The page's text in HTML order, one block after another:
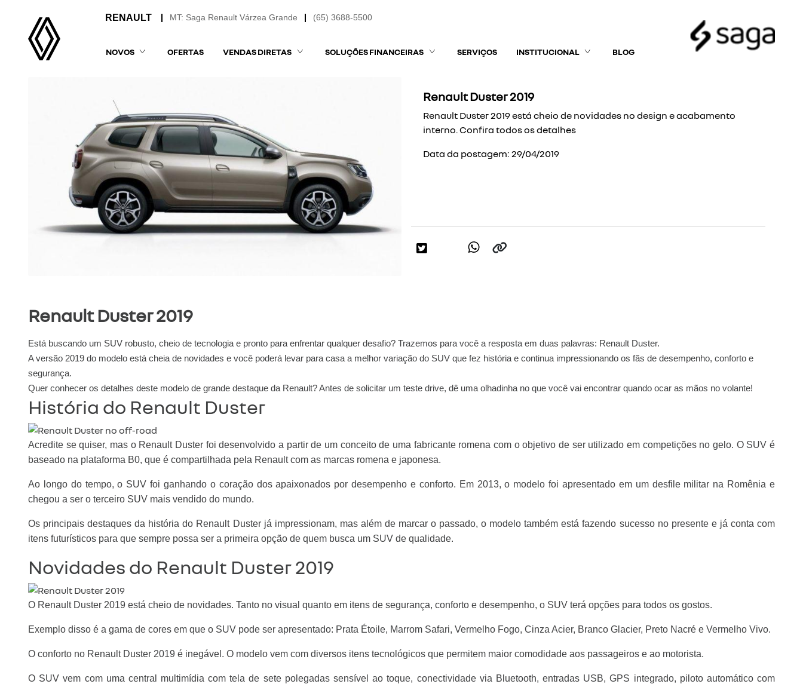
(65) 3688-5500
MT: Saga Renault Várzea Grande
NOVOS OFERTAS VENDAS DIRETAS SOLUÇÕES FINANCEIRAS SERVIÇOS INSTITUCIONAL BLOG
Renault Duster 2019
Renault Duster 2019 está cheio de novidades no design e acabamento
interno. Confira todos os detalhes
Data da postagem: 29/04/2019
Renault Duster 2019
Está buscando um SUV robusto, cheio de tecnologia e pronto para enfrentar qualquer desafio? Trazemos para você a resposta em duas palavras: Renault Duster.
A versão 2019 do modelo está cheia de novidades e você poderá levar para casa a melhor variação do SUV que fez história e continua impressionando os fãs de desempenho, conforto e
segurança.
Quer conhecer os detalhes deste modelo de grande destaque da Renault? Antes de solicitar um teste drive, dê uma olhadinha no que você vai encontrar quando ocar as mãos no volante!
História do Renault Duster
Acredite se quiser, mas o Renault Duster foi desenvolvido a partir de um conceito de uma fabricante romena com o objetivo de ser utilizado em competições no gelo. O SUV é
baseado na plataforma B0, que é compartilhada pela Renault com as marcas romena e japonesa.
Ao longo do tempo, o SUV foi ganhando o coração dos apaixonados por desempenho e conforto. Em 2013, o modelo foi apresentado em um desfile militar na Romênia e
chegou a ser o terceiro SUV mais vendido do mundo.
Os principais destaques da história do Renault Duster já impressionam, mas além de marcar o passado, o modelo também está fazendo sucesso no presente e já conta com
itens futurísticos para que sempre possa ser a primeira opção de quem busca um SUV de qualidade.
Novidades do Renault Duster 2019
O Renault Duster 2019 está cheio de novidades. Tanto no visual quanto em itens de segurança, conforto e desempenho, o SUV terá opções para todos os gostos.
Exemplo disso é a gama de cores em que o SUV pode ser apresentado: Prata Étoile, Marrom Safari, Vermelho Fogo, Cinza Acier, Branco Glacier, Preto Nacré e Vermelho Vivo.
O conforto no Renault Duster 2019 é inegável. O modelo vem com diversos itens tecnológicos que permitem maior comodidade aos passageiros e ao motorista.
O SUV vem com uma central multimídia com tela de sete polegadas sensível ao toque, conectividade via Bluetooth, entradas USB, GPS integrado, piloto automático com